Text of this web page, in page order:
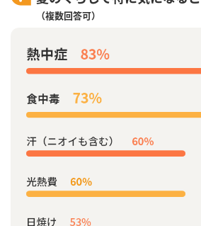
（複数回答可）